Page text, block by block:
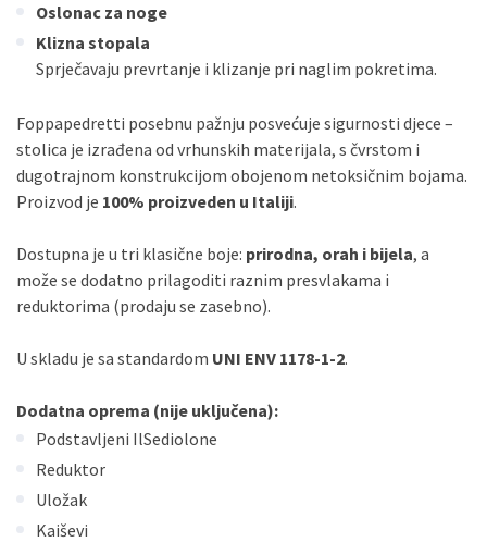
Oslonac za noge
Klizna stopala
Sprječavaju prevrtanje i klizanje pri naglim pokretima.
Foppapedretti posebnu pažnju posvećuje sigurnosti djece –
stolica je izrađena od vrhunskih materijala, s čvrstom i
dugotrajnom konstrukcijom obojenom netoksičnim bojama.
Proizvod je 100% proizveden u Italiji.
Dostupna je u tri klasične boje: prirodna, orah i bijela, a
može se dodatno prilagoditi raznim presvlakama i
reduktorima (prodaju se zasebno).
U skladu je sa standardom UNI ENV 1178-1-2.
Dodatna oprema (nije uključena):
Podstavljeni IlSediolone
Reduktor
Uložak
Kaiševi